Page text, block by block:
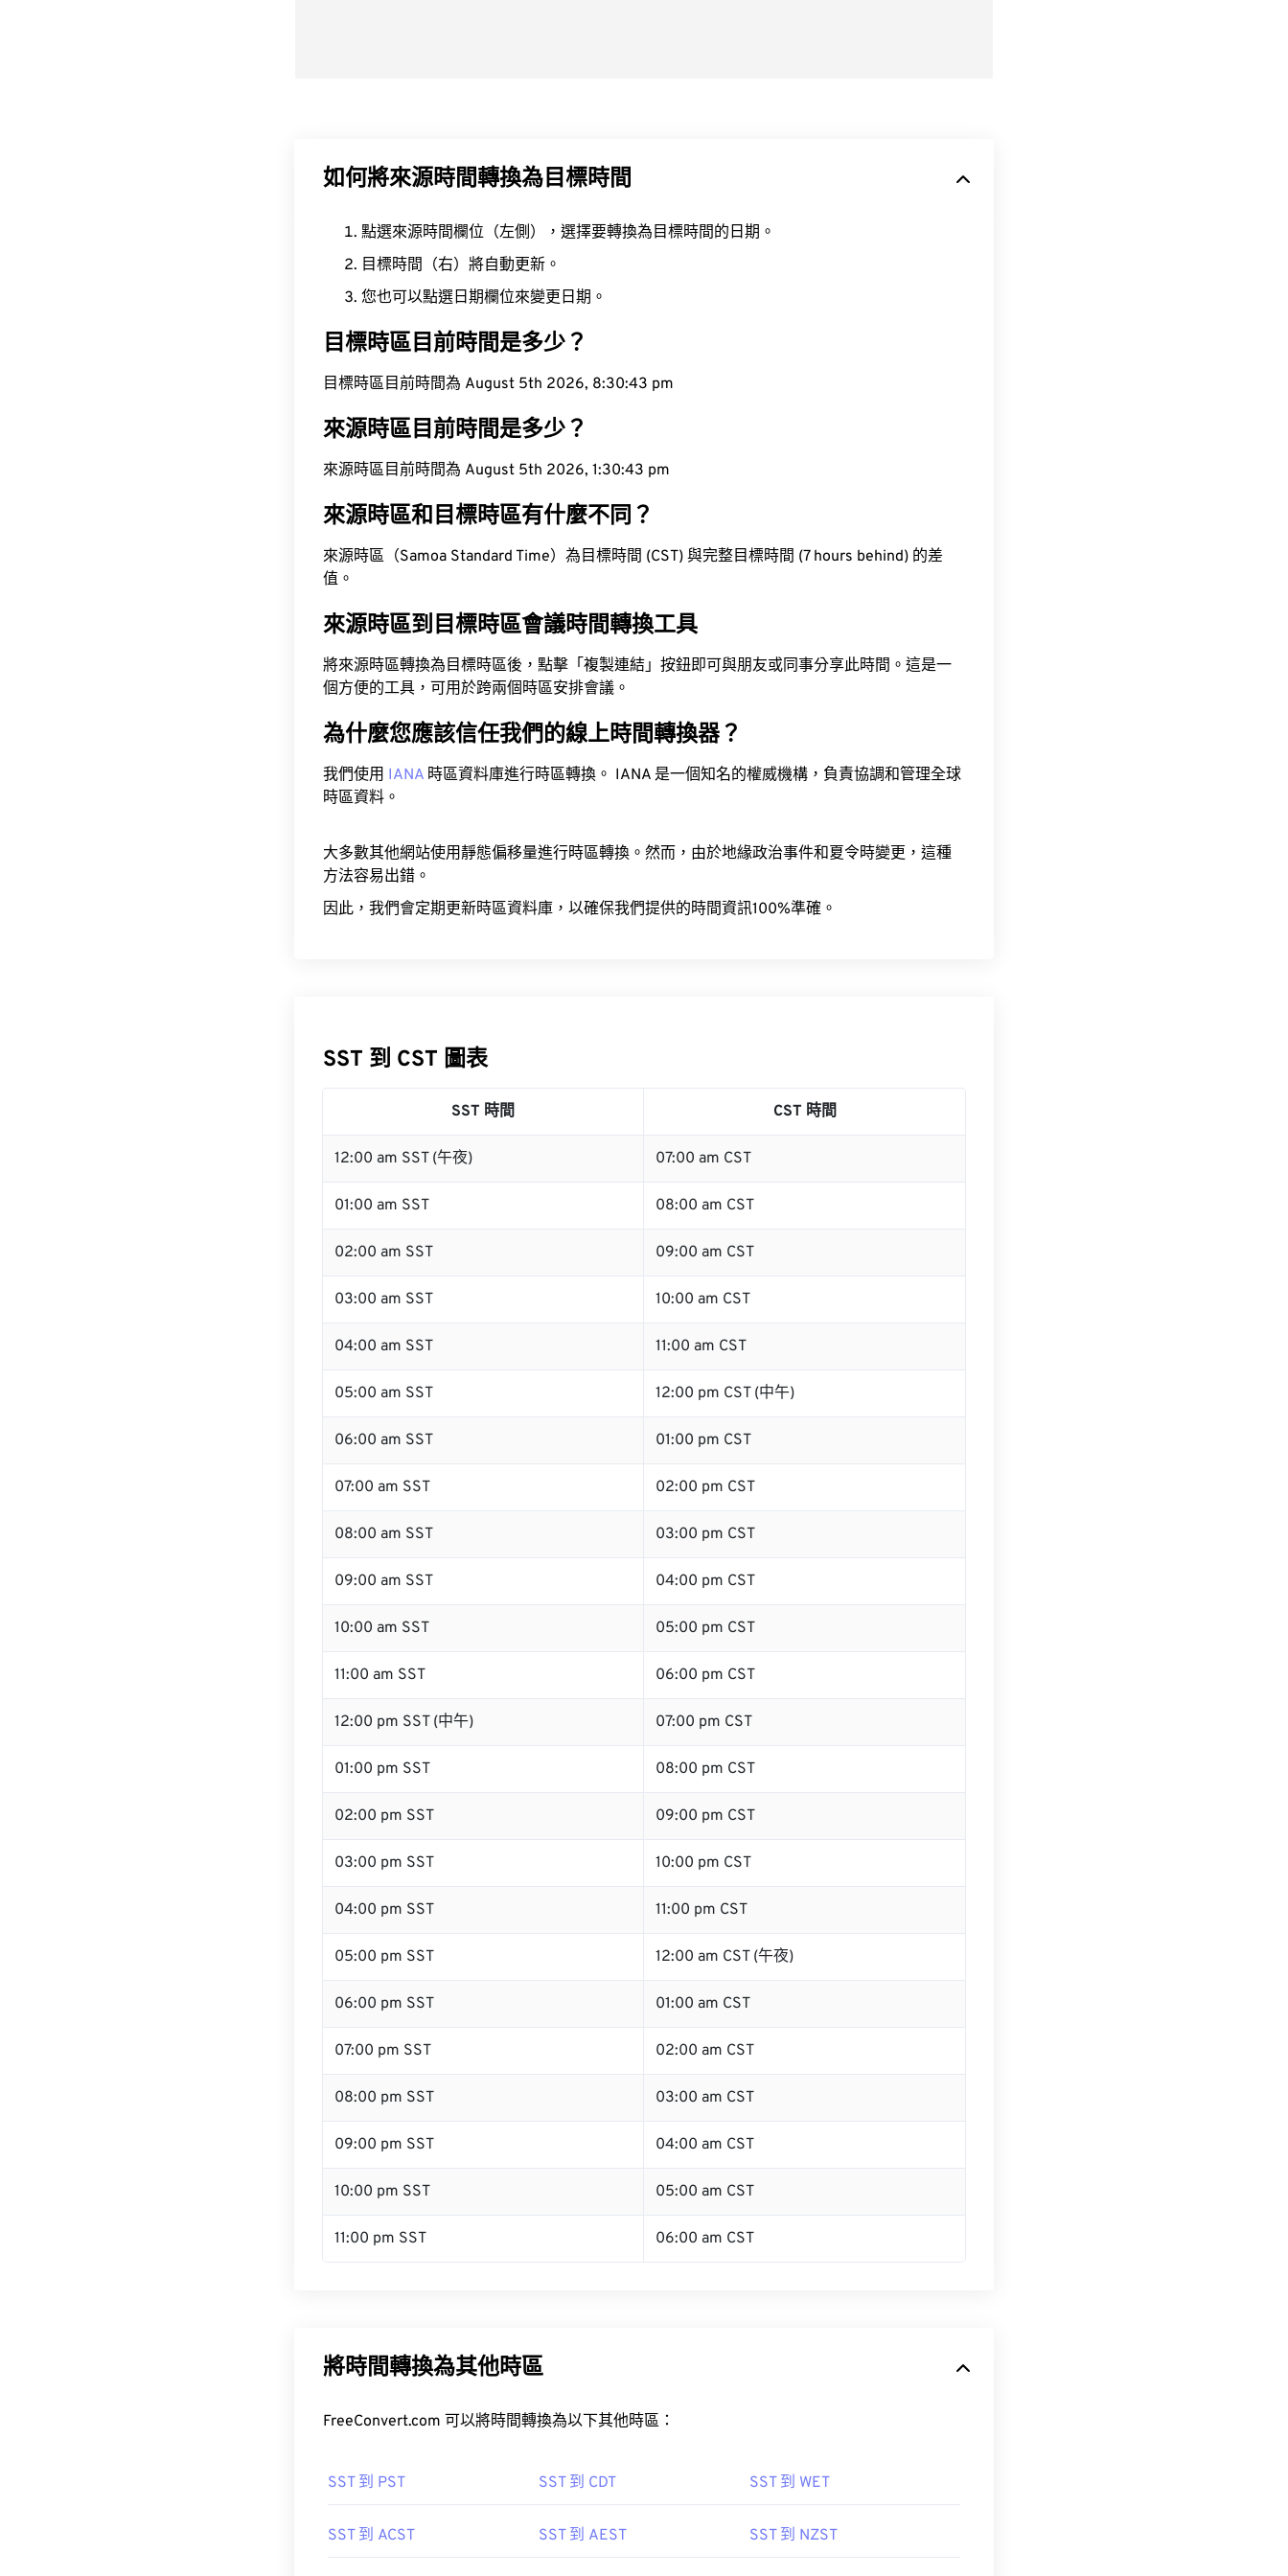
如何將來源時間轉換為目標時間
點選來源時間欄位（左側），選擇要轉換為目標時間的日期。
目標時間（右）將自動更新。
您也可以點選日期欄位來變更日期。
目標時區目前時間是多少？
目標時區目前時間為 August 5th 2026, 8:30:44 pm
來源時區目前時間是多少？
來源時區目前時間為 August 5th 2026, 1:30:44 pm
來源時區和目標時區有什麼不同？
來源時區（Samoa Standard Time）為目標時間 (CST) 與完整目標時間 (7 hours behind) 的差
值。
來源時區到目標時區會議時間轉換工具
將來源時區轉換為目標時區後，點擊「複製連結」按鈕即可與朋友或同事分享此時間。這是一
個方便的工具，可用於跨兩個時區安排會議。
為什麼您應該信任我們的線上時間轉換器？
我們使用 IANA 時區資料庫進行時區轉換。 IANA 是一個知名的權威機構，負責協調和管理全球
時區資料。
大多數其他網站使用靜態偏移量進行時區轉換。然而，由於地緣政治事件和夏令時變更，這種
方法容易出錯。
因此，我們會定期更新時區資料庫，以確保我們提供的時間資訊100%準確。
SST 到 CST 圖表
SST 時間 CST 時間
12:00 am SST (午夜) 07:00 am CST
01:00 am SST 08:00 am CST
02:00 am SST 09:00 am CST
03:00 am SST 10:00 am CST
04:00 am SST 11:00 am CST
05:00 am SST 12:00 pm CST (中午)
06:00 am SST 01:00 pm CST
07:00 am SST 02:00 pm CST
08:00 am SST 03:00 pm CST
09:00 am SST 04:00 pm CST
10:00 am SST 05:00 pm CST
11:00 am SST 06:00 pm CST
12:00 pm SST (中午) 07:00 pm CST
01:00 pm SST 08:00 pm CST
02:00 pm SST 09:00 pm CST
03:00 pm SST 10:00 pm CST
04:00 pm SST 11:00 pm CST
05:00 pm SST 12:00 am CST (午夜)
06:00 pm SST 01:00 am CST
07:00 pm SST 02:00 am CST
08:00 pm SST 03:00 am CST
09:00 pm SST 04:00 am CST
10:00 pm SST 05:00 am CST
11:00 pm SST 06:00 am CST
將時間轉換為其他時區
FreeConvert.com 可以將時間轉換為以下其他時區：
SST 到 PST SST 到 CDT SST 到 WET
SST 到 ACST SST 到 AEST SST 到 NZST